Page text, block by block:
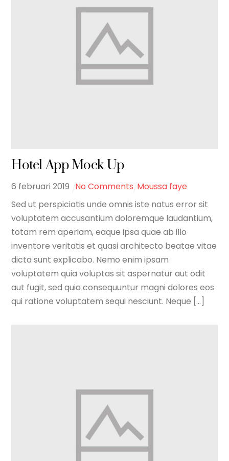
Hotel App Mock Up
6 februari 2019 No Comments Moussa faye
Sed ut perspiciatis unde omnis iste natus error sit
voluptatem accusantium doloremque laudantium,
totam rem aperiam, eaque ipsa quae ab illo
inventore veritatis et quasi architecto beatae vitae
dicta sunt explicabo. Nemo enim ipsam
voluptatem quia voluptas sit aspernatur aut odit
aut fugit, sed quia consequuntur magni dolores eos
qui ratione voluptatem sequi nesciunt. Neque [...]